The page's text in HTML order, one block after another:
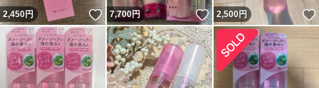
2,450円 いいね！
7,700円 いいね！
2,500円